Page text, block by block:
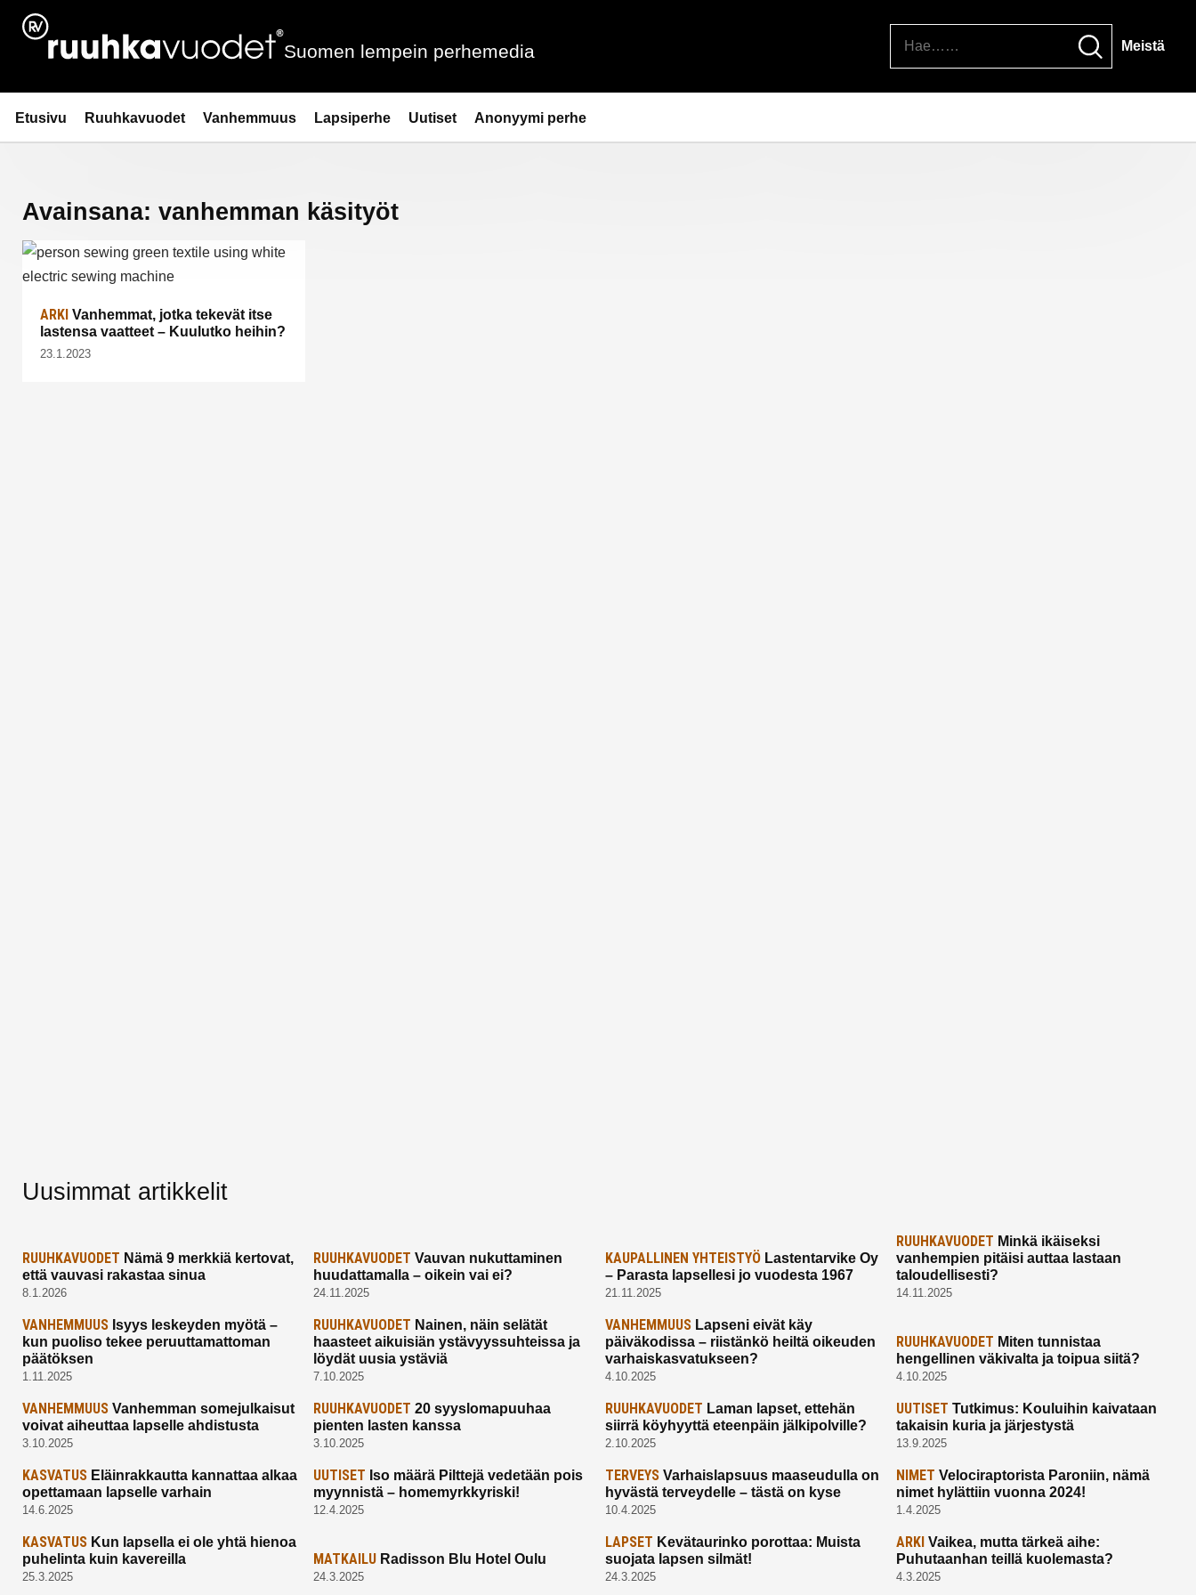
Siirry
sisältöön
Ruuhkavuodet.fi
Suomen lempein perhemedia Meistä
Etusivu Ruuhkavuodet Vanhemmuus Lapsiperhe Uutiset Anonyymi perhe
Avainsana: vanhemman käsityöt
ARKI Vanhemmat, jotka tekevät itse
lastensa vaatteet – Kuulutko heihin?
23.1.2023
Uusimmat artikkelit
RUUHKAVUODET Nämä 9 merkkiä kertovat,
että vauvasi rakastaa sinua
8.1.2026
RUUHKAVUODET Vauvan nukuttaminen
huudattamalla – oikein vai ei?
24.11.2025
KAUPALLINEN YHTEISTYÖLastentarvike Oy
– Parasta lapsellesi jo vuodesta 1967
21.11.2025
RUUHKAVUODET Minkä ikäiseksi
vanhempien pitäisi auttaa lastaan
taloudellisesti?
14.11.2025
VANHEMMUUS Isyys leskeyden myötä –
kun puoliso tekee peruuttamattoman
päätöksen
1.11.2025
RUUHKAVUODET Nainen, näin selätät
haasteet aikuisiän ystävyyssuhteissa ja
löydät uusia ystäviä
7.10.2025
VANHEMMUUSLapseni eivät käy
päiväkodissa – riistänkö heiltä oikeuden
varhaiskasvatukseen?
4.10.2025
RUUHKAVUODET Miten tunnistaa
hengellinen väkivalta ja toipua siitä?
4.10.2025
VANHEMMUUS Vanhemman somejulkaisut
voivat aiheuttaa lapselle ahdistusta
3.10.2025
RUUHKAVUODET 20 syyslomapuuhaa
pienten lasten kanssa
3.10.2025
RUUHKAVUODET Laman lapset, ettehän
siirrä köyhyyttä eteenpäin jälkipolville?
2.10.2025
UUTISET Tutkimus: Kouluihin kaivataan
takaisin kuria ja järjestystä
13.9.2025
KASVATUS Eläinrakkautta kannattaa alkaa
opettamaan lapselle varhain
14.6.2025
UUTISET Iso määrä Pilttejä vedetään pois
myynnistä – homemyrkkyriski!
12.4.2025
TERVEYSVarhaislapsuus maaseudulla on
hyvästä terveydelle – tästä on kyse
10.4.2025
NIMET Velociraptorista Paroniin, nämä
nimet hylättiin vuonna 2024!
1.4.2025
KASVATUS Kun lapsella ei ole yhtä hienoa
puhelinta kuin kavereilla
25.3.2025
MATKAILU Radisson Blu Hotel Oulu
24.3.2025
LAPSET Kevätaurinko porottaa: Muista
suojata lapsen silmät!
24.3.2025
ARKI Vaikea, mutta tärkeä aihe:
Puhutaanhan teillä kuolemasta?
4.3.2025